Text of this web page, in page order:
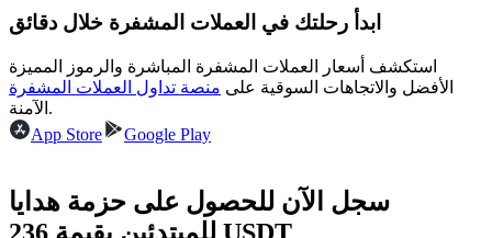
كن متداول نسخ
استمتع بتقاسم الأرباح وعمولات نسخ التداول
ابدأ رحلتك في العملات المشفرة خلال دقائق
استكشف أسعار العملات المشفرة المباشرة والرموز المميزة
الأفضل والاتجاهات السوقية على منصة تداول العملات المشفرة
الآمنة.
App Store
Google Play
سجل الآن للحصول على حزمة هدايا